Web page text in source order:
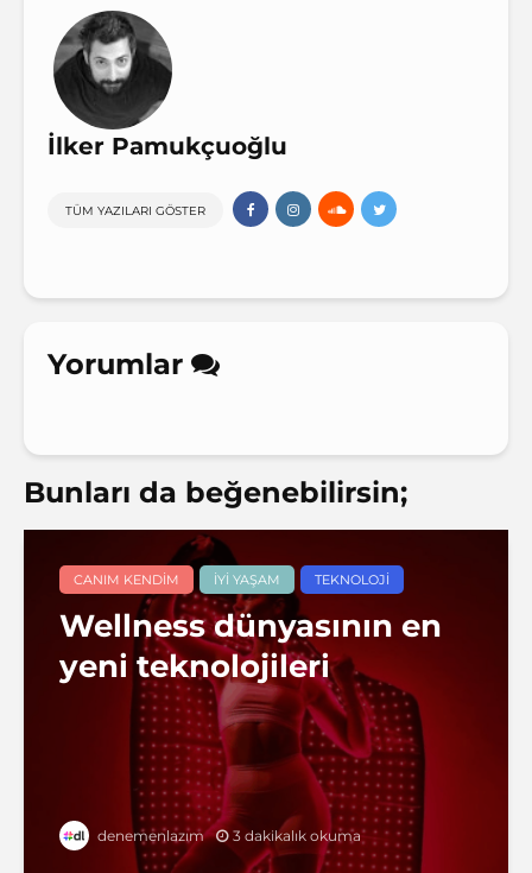
İlker Pamukçuoğlu
TÜM YAZILARI GÖSTER
Yorumlar
Bunları da beğenebilirsin;
CANIM KENDIM İYI YAŞAM TEKNOLOJI
Wellness dünyasının en
yeni teknolojileri
denemenlazım 3 dakikalık okuma